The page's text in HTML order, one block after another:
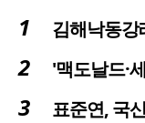
김해낙동강
'맥도날드·세종시
표준연, 국산